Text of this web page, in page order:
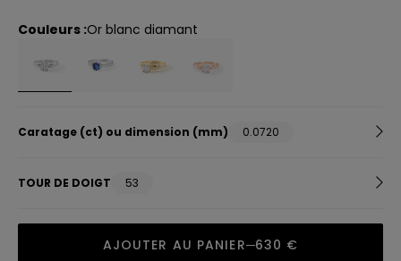
Couleurs : or blanc diamant
Caratage (ct) ou dimension (mm) 0.0720
TOUR DE DOIGT 53
AJOUTER AU PANIER 630 €